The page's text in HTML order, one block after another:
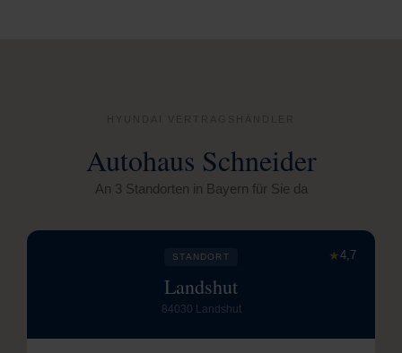
Autohaus Schneider
An 3 Standorten in Bayern für Sie da
★4,7
STANDORT
Landshut
84030 Landshut